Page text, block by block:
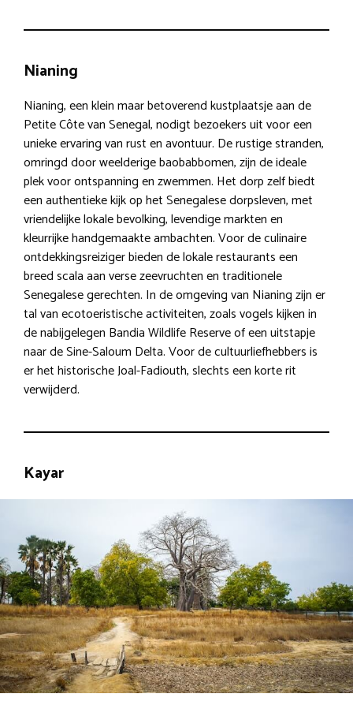
Nianing
Nianing, een klein maar betoverend kustplaatsje aan de
Petite Côte van Senegal, nodigt bezoekers uit voor een
unieke ervaring van rust en avontuur. De rustige stranden,
omringd door weelderige baobabbomen, zijn de ideale
plek voor ontspanning en zwemmen. Het dorp zelf biedt
een authentieke kijk op het Senegalese dorpsleven, met
vriendelijke lokale bevolking, levendige markten en
kleurrijke handgemaakte ambachten. Voor de culinaire
ontdekkingsreiziger bieden de lokale restaurants een
breed scala aan verse zeevruchten en traditionele
Senegalese gerechten. In de omgeving van Nianing zijn er
tal van ecotoeristische activiteiten, zoals vogels kijken in
de nabijgelegen Bandia Wildlife Reserve of een uitstapje
naar de Sine-Saloum Delta. Voor de cultuurliefhebbers is
er het historische Joal-Fadiouth, slechts een korte rit
verwijderd.
Kayar